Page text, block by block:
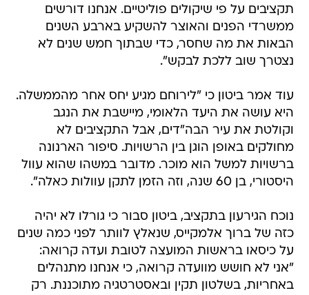
תקציבים על פי שיקולים פוליטיים. אנחנו דורשים
ממשרדי הפנים והאוצר להשקיע בארבע השנים
הבאות את מה שחסר, כדי שבתוך חמש שנים לא
נצטרך שוב ללכת לבקש".
עוד אמר ביטון כי "לירוחם מגיע יחס אחר מהממשלה.
היא עושה את היעד הלאומי, מיישבת את הנגב
וקולטת את עיר הבה"דים, אבל התקציבים לא
מחולקים באופן הוגן בין הרשויות. סיפור הארנונה
ברשויות למשל הוא מוכר. מדובר במשהו שהוא עוול
היסטורי, בן 60 שנה, וזה הזמן לתקן עוולות כאלה".
נוכח הגירעון בתקציב, ביטון סבור כי גורלו לא יהיה
כזה של ברוך אלמקייס, שנאלץ לוותר לפני כמה שנים
על כיסאו בראשות המועצה לטובת ועדה קרואה:
"אני לא חושש מוועדה קרואה, כי אנחנו מתנהלים
באחריות, בשלטון תקין ובאסטרטגיה מתוכננת. רק